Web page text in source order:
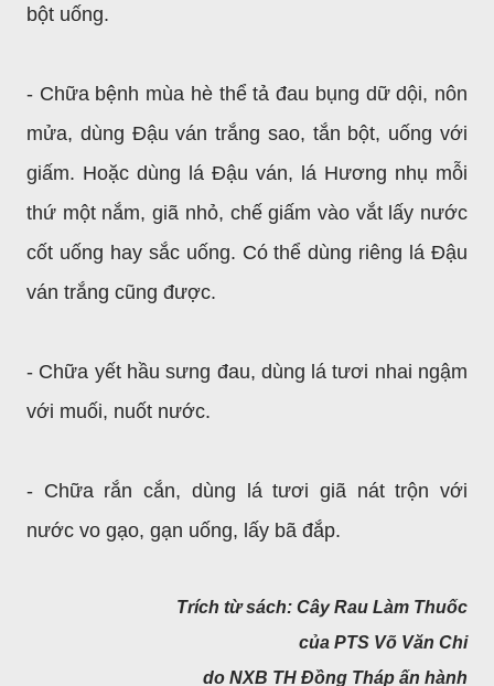
bột uống.
- Chữa bệnh mùa hè thể tả đau bụng dữ dội, nôn
mửa, dùng Đậu ván trắng sao, tắn bột, uống với
giấm. Hoặc dùng lá Đậu ván, lá Hương nhụ mỗi
thứ một nắm, giã nhỏ, chế giấm vào vắt lấy nước
cốt uống hay sắc uống. Có thể dùng riêng lá Đậu
ván trắng cũng được.
- Chữa yết hầu sưng đau, dùng lá tươi nhai ngậm
với muối, nuốt nước.
- Chữa rắn cắn, dùng lá tươi giã nát trộn với
nước vo gạo, gạn uống, lấy bã đắp.
Trích từ sách: Cây Rau Làm Thuốc
của PTS Võ Văn Chi
do NXB TH Đồng Tháp ấn hành